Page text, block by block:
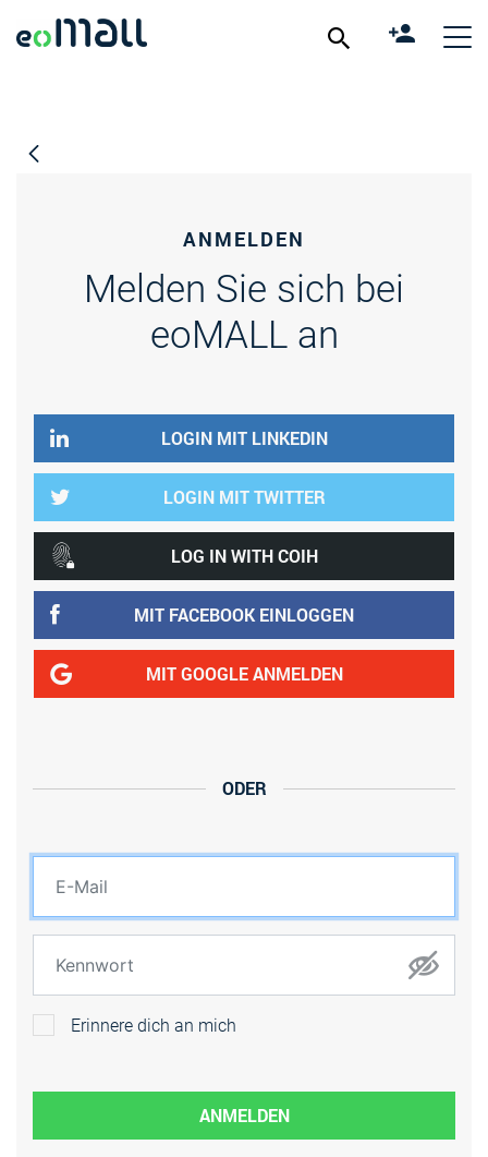
ANMELDEN
Melden Sie sich bei
eoMALL an
Erinnere dich an mich
ANMELDEN
ODER
LOGIN MIT LINKEDIN
LOGIN MIT TWITTER
LOG IN WITH COIH
MIT FACEBOOK EINLOGGEN
MIT GOOGLE ANMELDEN